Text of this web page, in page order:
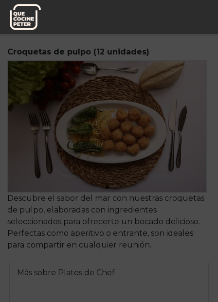
Pedido semanal
Croquetas de pulpo (12 unidades)
Descubre el sabor del mar con nuestras croquetas
de pulpo, elaboradas con ingredientes
seleccionados para ofrecerte un bocado delicioso.
Perfectas como aperitivo o entrante, son ideales
para compartir en cualquier reunión.
Más sobre Platos de Chef